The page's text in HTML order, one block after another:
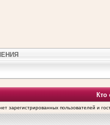
Кто
зарегистрированных пользователей и